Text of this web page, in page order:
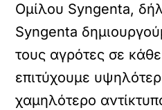
Ομίλου Syngenta,
Syngenta
τους αγρότες σε
επιτύχουμε
χαμηλότερο